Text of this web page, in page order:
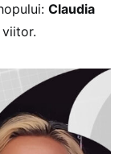
Claudia